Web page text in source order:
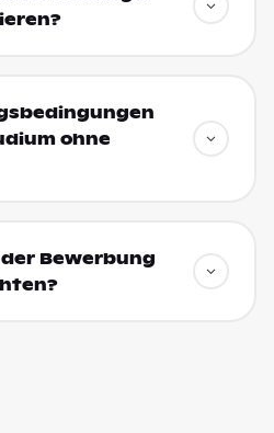
ohne
Bewerbung